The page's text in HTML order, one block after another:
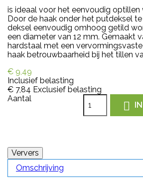
is ideaal voor het eenvoudig optillen
Door de haak onder het putdeksel
deksel eenvoudig omhoog getild
een diameter van 12 mm. Gemaakt
hardstaal met een
haak betrouwbaarheid bij het tillen
€ 9,49
Inclusief belasting
€ 7,84 Exclusief belasting
Aantal

Omschrijving